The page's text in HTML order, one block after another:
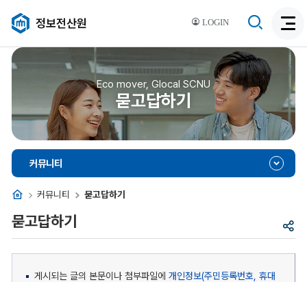
LOGIN
정보전산원
색
활
성
색
Eco mover, Glocal SCNU
묻고답하기
홈 커뮤니티 묻고답하기
커뮤니티
공
묻고답하기
게시되는 글의 본문이나 첨부파일에 개인정보(주민등록번호, 휴대